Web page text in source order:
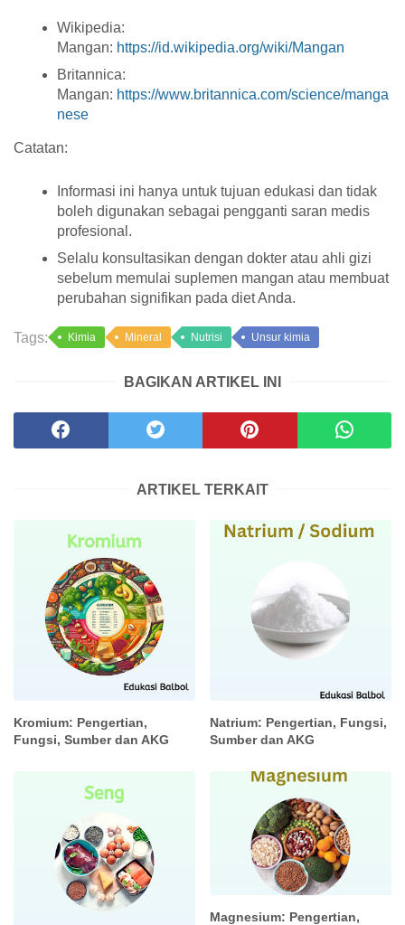
Wikipedia:
Mangan: https://id.wikipedia.org/wiki/Mangan
Britannica:
Mangan: https://www.britannica.com/science/manga
nese
Catatan:
Informasi ini hanya untuk tujuan edukasi dan tidak
boleh digunakan sebagai pengganti saran medis
profesional.
Selalu konsultasikan dengan dokter atau ahli gizi
sebelum memulai suplemen mangan atau membuat
perubahan signifikan pada diet Anda.
Tags: Kimia Mineral Nutrisi Unsur kimia
BAGIKAN ARTIKEL INI
ARTIKEL TERKAIT
Kromium: Pengertian,
Fungsi, Sumber dan AKG
Natrium: Pengertian, Fungsi,
Sumber dan AKG
Magnesium: Pengertian,